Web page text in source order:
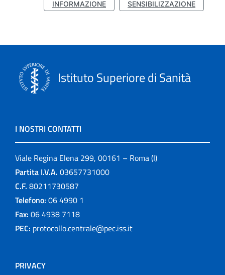
INFORMAZIONE
SENSIBILIZZAZIONE
Istituto Superiore di Sanità
I NOSTRI CONTATTI
Viale Regina Elena 299, 00161 – Roma (I)
Partita I.V.A. 03657731000
C.F. 80211730587
Telefono: 06 4990 1
Fax: 06 4938 7118
PEC: protocollo.centrale@pec.iss.it
PRIVACY